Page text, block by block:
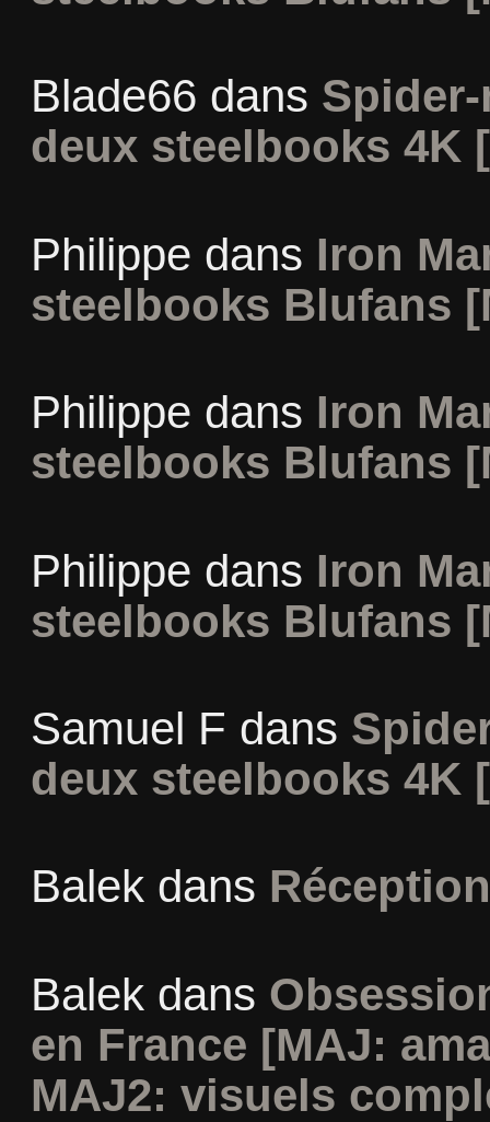
Blade66 dans
deux steelbooks 4K
Philippe dans Iron
steelbooks Blufans
Philippe dans Iron
steelbooks Blufans
Philippe dans Iron
steelbooks Blufans
Samuel F dans
deux steelbooks 4K
Balekdans
Balekdans
en France [MAJ:
MAJ2: visuels